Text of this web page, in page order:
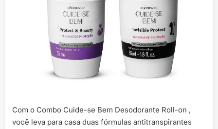
Com o Combo Cuide-se Bem Desodorante Roll-on ,
você leva para casa duas fórmulas antitranspirantes